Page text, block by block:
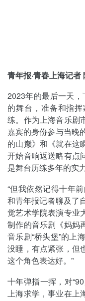
青年报·青春上海记
2023年的最后一天
的舞台，准备和指
练。作为上海音乐剧
嘉宾的身份参与当晚
的山巅》和《就在这
开始音响返送略有点
是舞台历练多年的实
“但我依然记得十年
和青年报记者聊及
觉艺术学院表演专业
制作的音乐剧《妈妈
音乐剧“桥头堡”的上
没睡，有点紧张，但
这个角色表达好。”
十年弹指一挥，对
上海求学，事业在